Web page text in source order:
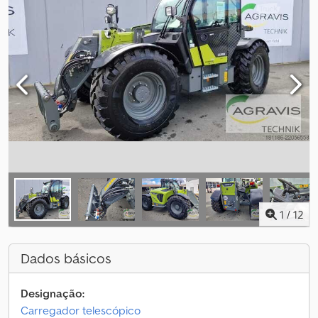
1 / 12
Dados básicos
Designação:
Carregador telescópico